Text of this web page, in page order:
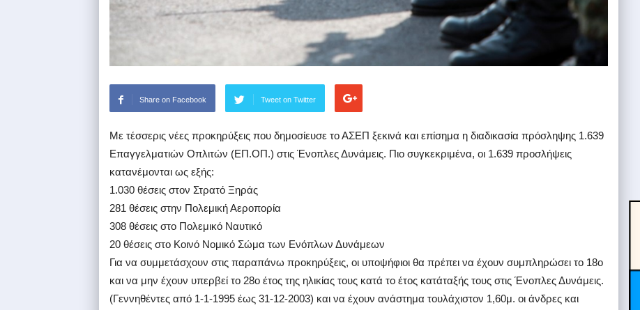
Share on Facebook Tweet on Twitter
Με τέσσερις νέες προκηρύξεις που δημοσίευσε το ΑΣΕΠ ξεκινά και επίσημα η διαδικασία πρόσληψης 1.639
Επαγγελματιών Οπλιτών (ΕΠ.ΟΠ.) στις Ένοπλες Δυνάμεις. Πιο συγκεκριμένα, οι 1.639 προσλήψεις
κατανέμονται ως εξής:
1.030 θέσεις στον Στρατό Ξηράς
281 θέσεις στην Πολεμική Αεροπορία
308 θέσεις στο Πολεμικό Ναυτικό
20 θέσεις στο Κοινό Νομικό Σώμα των Ενόπλων Δυνάμεων
Για να συμμετάσχουν στις παραπάνω προκηρύξεις, οι υποψήφιοι θα πρέπει να έχουν συμπληρώσει το 18ο
και να μην έχουν υπερβεί το 28ο έτος της ηλικίας τους κατά το έτος κατάταξής τους στις Ένοπλες Δυνάμεις.
(Γεννηθέντες από 1-1-1995 έως 31-12-2003) και να έχουν ανάστημα τουλάχιστον 1,60μ. οι άνδρες και